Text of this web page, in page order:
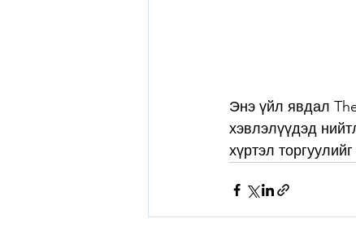
Энэ үйл явдал
хэвлэлүүдэд
хүртэл